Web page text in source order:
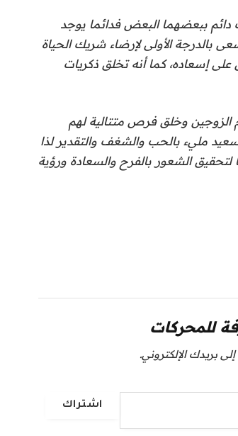
ببعضهما البعض فدائما يوجد
بالدرجة الأولى لإرضاء شريك الحياة
إسعاده، كما أنه تخلق ذكريات
الزوجين وخلق فرص متتالية لهم
مليء بالحب والشغف والتقدير لذا
لتحقيق الشعور بالفرح والسعادة ورؤية
للمحركات
بريدك الإلكتروني.
اشتراك